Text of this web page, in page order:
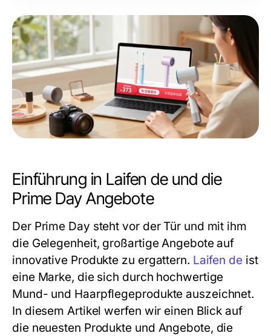
Einführung in Laifen de und die
Prime Day Angebote
Der Prime Day steht vor der Tür und mit ihm
die Gelegenheit, großartige Angebote auf
innovative Produkte zu ergattern. Laifen deist
eine Marke, die sich durch hochwertige
Mund- und Haarpflegeprodukte auszeichnet.
In diesem Artikel werfen wir einen Blick auf
die neuesten Produkte und Angebote, die